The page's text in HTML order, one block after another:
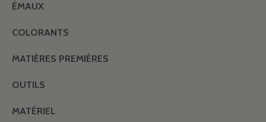
ÉMAUX
COLORANTS
MATIÈRES PREMIÈRES
OUTILS
MATÉRIEL